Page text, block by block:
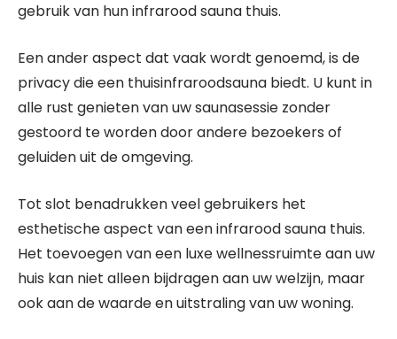
gebruik van hun infrarood sauna thuis.
Een ander aspect dat vaak wordt genoemd, is de
privacy die een thuisinfraroodsauna biedt. U kunt in
alle rust genieten van uw saunasessie zonder
gestoord te worden door andere bezoekers of
geluiden uit de omgeving.
Tot slot benadrukken veel gebruikers het
esthetische aspect van een infrarood sauna thuis.
Het toevoegen van een luxe wellnessruimte aan uw
huis kan niet alleen bijdragen aan uw welzijn, maar
ook aan de waarde en uitstraling van uw woning.